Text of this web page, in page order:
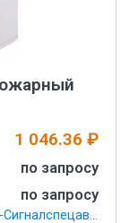
1 046.36 ₽
по запросу
по запросу